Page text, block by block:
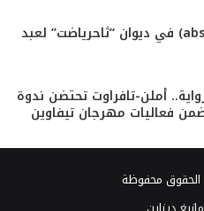
شعرية الإطلاق (absolutisation) في ديوان “ثاحرياضت” لعبد
أملن-تافراوت تحتضن ندوة
فعاليات مهرجان تيفاوين